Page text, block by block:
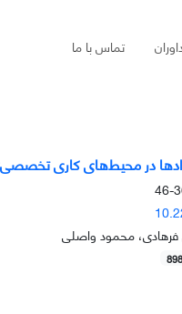
تماس با ما
در محیط‌های کاری
محمود واصلی